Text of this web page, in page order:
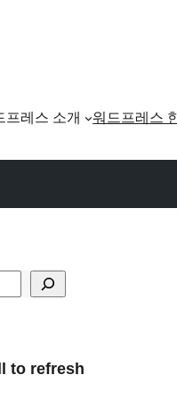
프레스 소개 워드프레스
to refresh